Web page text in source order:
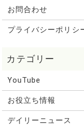
お問合わせ
プライバシーポリシ
YouTube
お役立ち情報
デイリーニュース